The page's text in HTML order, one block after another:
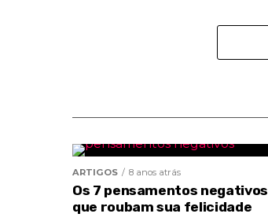
ARTIGOS 8 anos atrás
Os 7 pensamentos negativos
que roubam sua felicidade